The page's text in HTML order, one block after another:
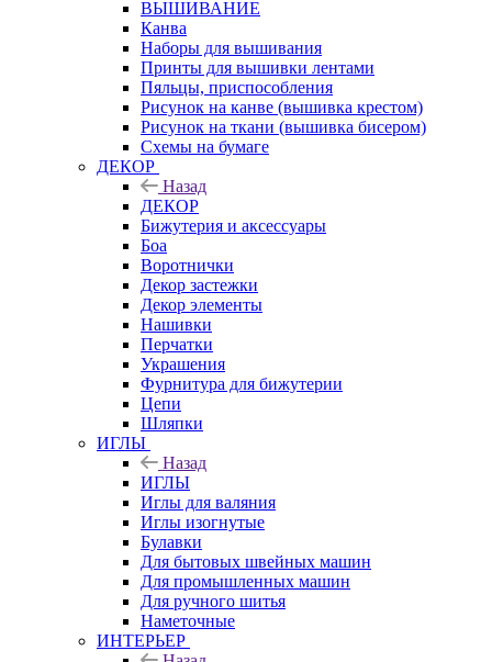
ВЫШИВАНИЕ
Канва
Наборы для вышивания
Принты для вышивки лентами
Пяльцы, приспособления
Рисунок на канве (вышивка крестом)
Рисунок на ткани (вышивка бисером)
Схемы на бумаге
ДЕКОР
Назад
ДЕКОР
Бижутерия и аксессуары
Боа
Воротнички
Декор застежки
Декор элементы
Нашивки
Перчатки
Украшения
Фурнитура для бижутерии
Цепи
Шляпки
ИГЛЫ
Назад
ИГЛЫ
Иглы для валяния
Иглы изогнутые
Булавки
Для бытовых швейных машин
Для промышленных машин
Для ручного шитья
Наметочные
ИНТЕРЬЕР